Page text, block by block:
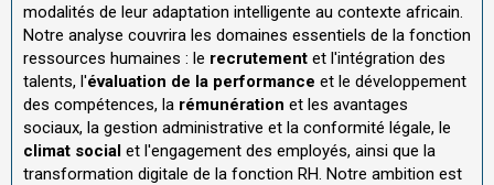
modalités de leur adaptation intelligente au contexte africain.
Notre analyse couvrira les domaines essentiels de la fonction
ressources humaines : le recrutement et l'intégration des
talents, l'évaluation de la performance et le développement
des compétences, la rémunération et les avantages
sociaux, la gestion administrative et la conformité légale, le
climat social et l'engagement des employés, ainsi que la
transformation digitale de la fonction RH. Notre ambition est